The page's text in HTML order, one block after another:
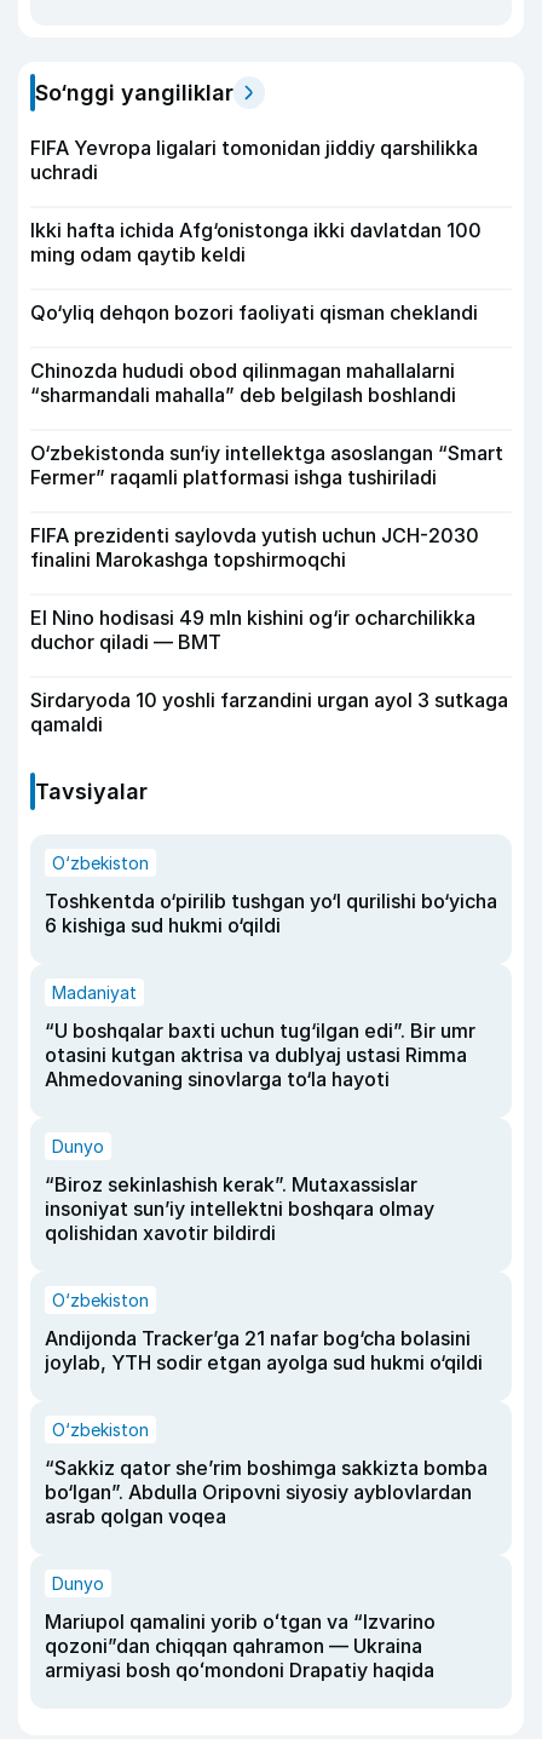
So‘nggi yangiliklar
FIFA Yevropa ligalari tomonidan jiddiy qarshilikka
uchradi
Ikki hafta ichida Afg‘onistonga ikki davlatdan 100
ming odam qaytib keldi
Qo‘yliq dehqon bozori faoliyati qisman cheklandi
Chinozda hududi obod qilinmagan mahallalarni
“sharmandali mahalla” deb belgilash boshlandi
O‘zbekistonda sun‘iy intellektga asoslangan “Smart
Fermer” raqamli platformasi ishga tushiriladi
FIFA prezidenti saylovda yutish uchun JCH-2030
finalini Marokashga topshirmoqchi
El Nino hodisasi 49 mln kishini og‘ir ocharchilikka
duchor qiladi — BMT
Sirdaryoda 10 yoshli farzandini urgan ayol 3 sutkaga
qamaldi
Tavsiyalar
O‘zbekiston
Toshkentda o‘pirilib tushgan yo‘l qurilishi bo‘yicha
6 kishiga sud hukmi o‘qildi
Madaniyat
“U boshqalar baxti uchun tug‘ilgan edi”. Bir umr
otasini kutgan aktrisa va dublyaj ustasi Rimma
Ahmedovaning sinovlarga to‘la hayoti
Dunyo
“Biroz sekinlashish kerak”. Mutaxassislar
insoniyat sun’iy intellektni boshqara olmay
qolishidan xavotir bildirdi
O‘zbekiston
Andijonda Tracker’ga 21 nafar bog‘cha bolasini
joylab, YTH sodir etgan ayolga sud hukmi o‘qildi
O‘zbekiston
“Sakkiz qator she’rim boshimga sakkizta bomba
bo‘lgan”. Abdulla Oripovni siyosiy ayblovlardan
asrab qolgan voqea
Dunyo
Mariupol qamalini yorib oʻtgan va “Izvarino
qozoni”dan chiqqan qahramon — Ukraina
armiyasi bosh qoʻmondoni Drapatiy haqida